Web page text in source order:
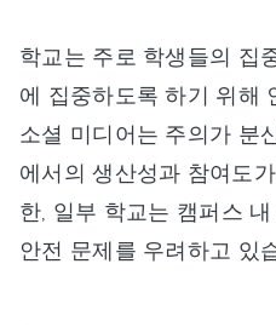
학교는 주로 학생들의 집
에 집중하도록 하기 위해
소셜 미디어는 주의가 분
에서의 생산성과 참여도
한, 일부 학교는 캠퍼스
안전 문제를 우려하고 있